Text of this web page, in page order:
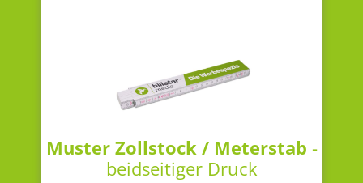
Muster Zollstock / Meterstab -
beidseitiger Druck